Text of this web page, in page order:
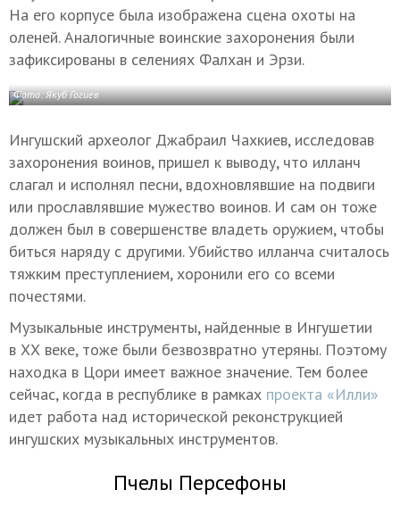
На его корпусе была изображена сцена охоты на
оленей. Аналогичные воинские захоронения были
зафиксированы в селениях Фалхан и Эрзи.
Фото: Якуб Гогиев
Ингушский археолог Джабраил Чахкиев, исследовав
захоронения воинов, пришел к выводу, что илланч
слагал и исполнял песни, вдохновлявшие на подвиги
или прославлявшие мужество воинов. И сам он тоже
должен был в совершенстве владеть оружием, чтобы
биться наряду с другими. Убийство илланча считалось
тяжким преступлением, хоронили его со всеми
почестями.
Музыкальные инструменты, найденные в Ингушетии
в ХХ веке, тоже были безвозвратно утеряны. Поэтому
находка в Цори имеет важное значение. Тем более
сейчас, когда в республике в рамках проекта «Илли»
идет работа над исторической реконструкцией
ингушских музыкальных инструментов.
Пчелы Персефоны